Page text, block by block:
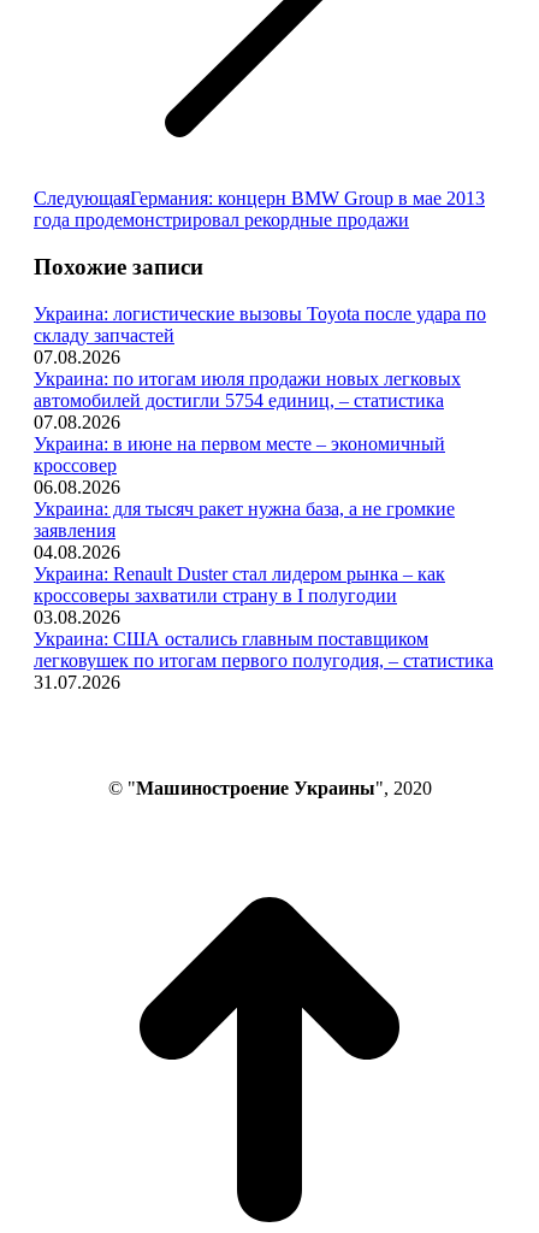
СледующаяСледующая
запись:
Германия: концерн BMW Group в мае 2013
года продемонстрировал рекордные продажи
Похожие записи
Украина: логистические вызовы Toyota после удара по
складу запчастей
07.08.2026
Украина: по итогам июля продажи новых легковых
автомобилей достигли 5754 единиц, – статистика
07.08.2026
Украина: в июне на первом месте – экономичный
кроссовер
06.08.2026
Украина: для тысяч ракет нужна база, а не громкие
заявления
04.08.2026
Украина: Renault Duster стал лидером рынка – как
кроссоверы захватили страну в I полугодии
03.08.2026
Украина: США остались главным поставщиком
легковушек по итогам первого полугодия, – статистика
31.07.2026
© "Машиностроение Украины", 2020